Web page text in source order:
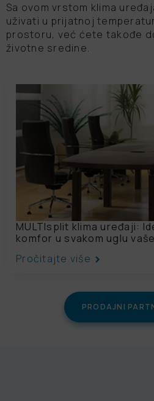
Sa ovom vrstom klima
uživati u prijatnoj
prostoru, već ćete takođe
životne sredine.
MULTIsplit klima uređaji:
komfor u svakom uglu
Pročitajte više
PRODAJNI